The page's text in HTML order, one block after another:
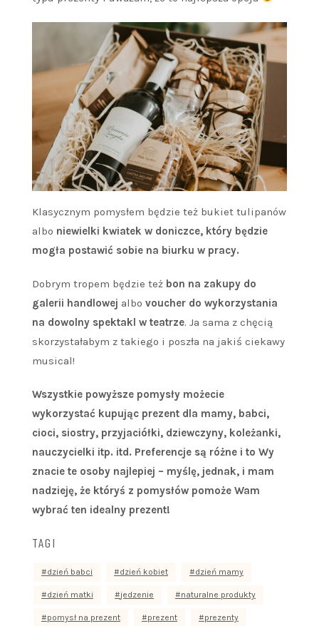
Klasycznym pomysłem będzie też bukiet tulipanów
albo niewielki kwiatek w doniczce, który będzie
mogła postawić sobie na biurku w pracy.
Dobrym tropem będzie też bon na zakupy do
galerii handlowej albo voucher do wykorzystania
na dowolny spektakl w teatrze. Ja sama z chęcią
skorzystałabym z takiego i poszła na jakiś ciekawy
musical!
Wszystkie powyższe pomysły możecie
wykorzystać kupując prezent dla mamy, babci,
cioci, siostry, przyjaciółki, dziewczyny, koleżanki,
nauczycielki itp. itd. Preferencje są różne i to Wy
znacie te osoby najlepiej – myślę, jednak, i mam
nadzieję, że któryś z pomysłów pomoże Wam
wybrać ten idealny prezent!
TAGI
dzień babci dzień kobiet dzień mamy
dzień matki jedzenie naturalne produkty
pomysł na prezent prezent prezenty